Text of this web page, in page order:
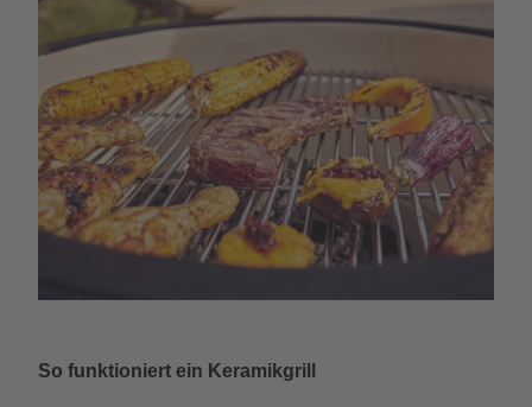
So funktioniert ein Keramikgrill